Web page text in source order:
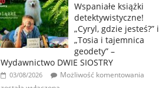
Wspaniałe książki
detektywistyczne!
„Cyryl, gdzie jesteś?” i
„Tosia i tajemnica
geodety” –
Wydawnictwo DWIE SIOSTRY
03/08/2026
Możliwość komentowania